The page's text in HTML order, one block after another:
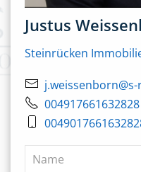
Justus
Steinrücken
004917661632828